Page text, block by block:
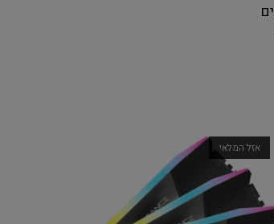
אזל המלאי